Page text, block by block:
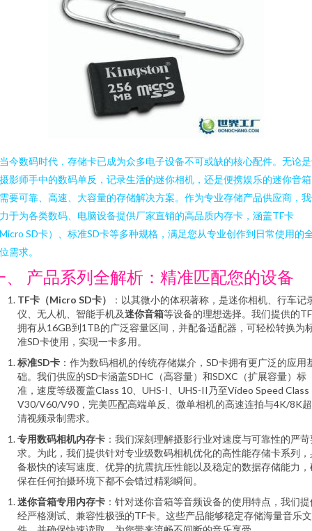
今数码时代，存储卡已成为众多电子设备不可或缺的核心配件。无论
影师手中的数码单反，记录生活的迷你相机，还是便携娱乐的迷你音
要可靠、高速、大容量的存储解决方案。作为专业存储产品供应商，
于为各类数码、电脑设备提供厂家直销的高品质内存卡，涵盖TF卡
SD卡）、标准SD卡等多种规格，满足您从专业创作到日常使用的
需求。
、 产品系列全解析：精准匹配您的设备
TF卡（Micro SD卡）
：以其微小的体积著称，是迷你相机、行车记
仪、无人机、智能手机及迷你音箱等设备的理想选择。我们提供的
拥有从16GB到1TB的广泛容量区间，并配备适配器，可轻松转换为
准SD卡使用，实现一卡多用。
标准SD卡 ：作为数码相机的传统存储媒介，SD卡拥有更广泛的应用
础。我们供应的SD卡涵盖SDHC（高容量）和SDXC（扩展容量）标
准，速度等级覆盖Class 10、UHS-I、UHS-II乃至Video Speed Class
V30/V60/V90，完美匹配高端单反、微单相机的高速连拍与4K/8K
清视频录制需求。
专用数码相机内存卡 ：我们深刻理解摄影行业对速度与可靠性的严
求。为此，我们提供针对专业级数码相机优化的高性能存储卡系列，
备极快的读写速度、优异的抗震抗压性能以及稳定的数据存储能力，
保在任何拍摄环境下都不会错过精彩瞬间。
迷你音箱专用内存卡 ：针对迷你音箱等音频设备的使用特点，我们
经严格测试、兼容性极强的TF卡。这些产品能够稳定存储海量音乐文